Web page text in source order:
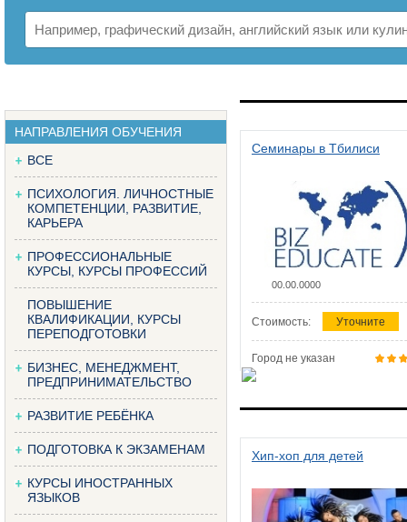
НАПРАВЛЕНИЯ ОБУЧЕНИЯ
ВСЕ
ПСИХОЛОГИЯ. ЛИЧНОСТНЫЕ
КОМПЕТЕНЦИИ, РАЗВИТИЕ,
КАРЬЕРА
ПРОФЕССИОНАЛЬНЫЕ
КУРСЫ, КУРСЫ ПРОФЕССИЙ
ПОВЫШЕНИЕ
КВАЛИФИКАЦИИ, КУРСЫ
ПЕРЕПОДГОТОВКИ
БИЗНЕС, МЕНЕДЖМЕНТ,
ПРЕДПРИНИМАТЕЛЬСТВО
РАЗВИТИЕ РЕБЁНКА
ПОДГОТОВКА К ЭКЗАМЕНАМ
КУРСЫ ИНОСТРАННЫХ
ЯЗЫКОВ
Семинары в Тбилиси
00.00.0000
Стоимость: Уточните
Город не указан
Хип-хоп для детей